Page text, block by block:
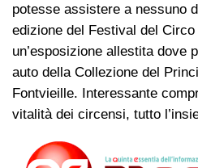
potesse assistere a nessuno
edizione del Festival del Circo
un’esposizione allestita dove
auto della Collezione del
Fontvieille. Interessante
vitalità dei circensi, tutto